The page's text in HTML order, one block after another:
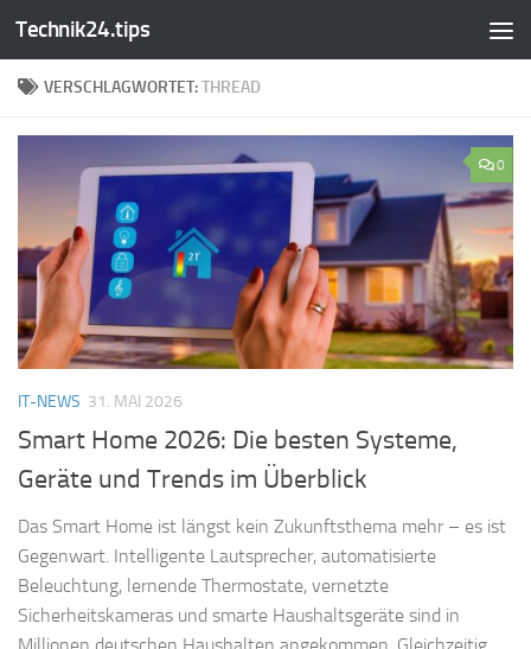
Zum Inhalt springen
Technik24.tips
VERSCHLAGWORTET:THREAD
0
IT-NEWS 31. MAI 2026
Smart Home 2026: Die besten Systeme,
Geräte und Trends im Überblick
Das Smart Home ist längst kein Zukunftsthema mehr – es ist
Gegenwart. Intelligente Lautsprecher, automatisierte
Beleuchtung, lernende Thermostate, vernetzte
Sicherheitskameras und smarte Haushaltsgeräte sind in